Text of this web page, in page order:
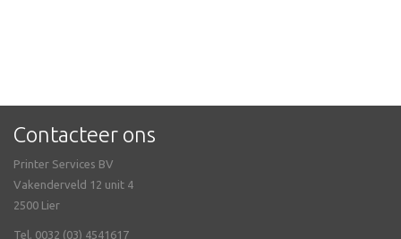
Contacteer ons
Printer Services BV
Vakenderveld 12 unit 4
2500 Lier
Tel. 0032 (03) 4541617